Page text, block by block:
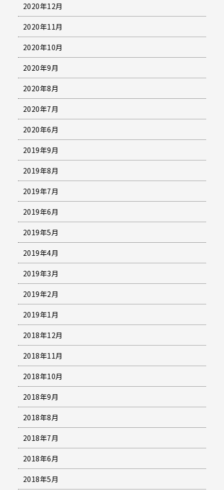
2020年12月
2020年11月
2020年10月
2020年9月
2020年8月
2020年7月
2020年6月
2019年9月
2019年8月
2019年7月
2019年6月
2019年5月
2019年4月
2019年3月
2019年2月
2019年1月
2018年12月
2018年11月
2018年10月
2018年9月
2018年8月
2018年7月
2018年6月
2018年5月